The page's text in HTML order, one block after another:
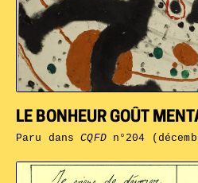
LE BONHEUR GOÛT
Paru dansCQFDn°204